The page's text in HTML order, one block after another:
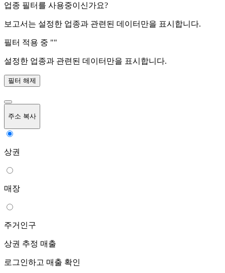
업종 필터를 사용중이신가요?
보고서는 설정한 업종과 관련된 데이터만을 표시합니다.
필터 적용 중 ""
설정한 업종과 관련된 데이터만을 표시합니다.
필터 해제
주소 복사
상권
매장
주거인구
상권 추정 매출
로그인하고 매출 확인